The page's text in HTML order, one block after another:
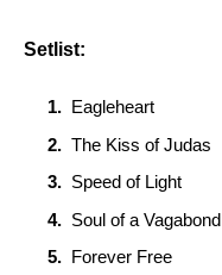
Setlist:
Eagleheart
The Kiss of Judas
Speed of Light
Soul of a Vagabond
Forever Free